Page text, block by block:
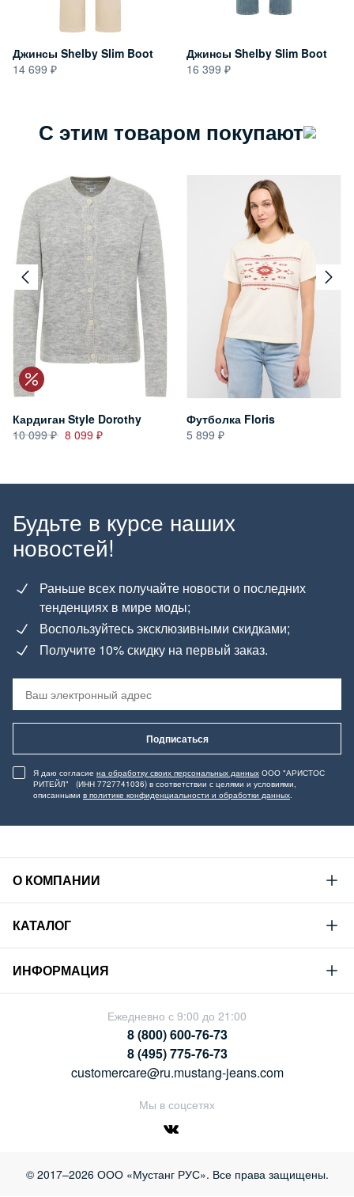
Джинсы Shelby Slim Boot
14 699
Джинсы Shelby Slim Boot
16 399
С этим товаром покупают
Кардиган Style Dorothy
10 099
8 099
Футболка Floris
5 899
Будьте в курсе наших
новостей!
Раньше всех получайте новости о последних
тенденциях в мире моды;
Воспользуйтесь эксклюзивными скидками;
Получите 10% скидку на первый заказ.
Подписаться
Я даю согласие на обработку своих персональных данных ООО "АРИСТОС
РИТЕЙЛ" (ИНН 7727741036) в соответствии с целями и условиями,
описанными в политике конфиденциальности и обработки данных
О КОМПАНИИ
Mustang
Философия
Устойчивое развитие
Сотрудничество
КАТАЛОГ
Новая коллекция
Гид по мужскому дениму
Гид по женскому дениму
ИНФОРМАЦИЯ
Условия продажи
Политика конфиденциальности
Ежедневно с 9:00 до 21:00
8 (800) 600-76-73
8 (495) 775-76-73
customercare@ru.mustang-jeans.com
Мы в соцсетях
© 2017–2026 ООО «Мустанг РУС». Все права защищены.